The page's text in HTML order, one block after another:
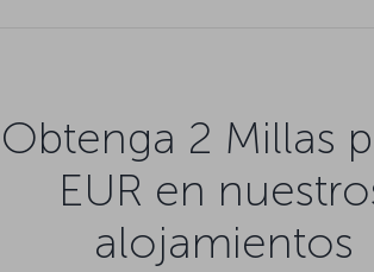
Obtenga 2 Millas
EUR en
alojamientos